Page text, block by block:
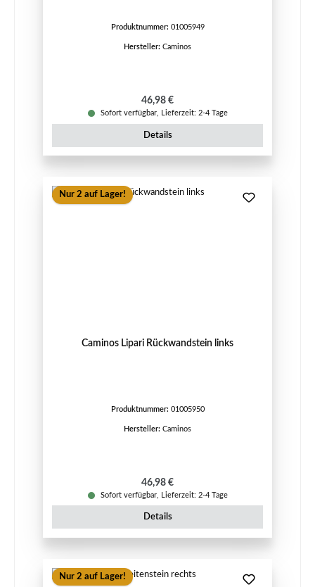
Produktnummer: 01005949
Hersteller: Caminos
Regulärer Preis:
46,98 €
Sofort verfügbar, Lieferzeit: 2-4 Tage
Details
Nur 2 auf Lager!
Caminos Lipari Rückwandstein links
Produktnummer: 01005950
Hersteller: Caminos
Regulärer Preis:
46,98 €
Sofort verfügbar, Lieferzeit: 2-4 Tage
Details
Nur 2 auf Lager!